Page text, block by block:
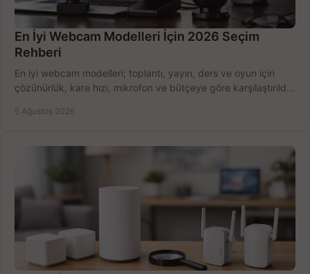
En İyi Webcam Modelleri İçin 2026 Seçim
Rehberi
En iyi webcam modelleri; toplantı, yayın, ders ve oyun için
çözünürlük, kare hızı, mikrofon ve bütçeye göre karşılaştırıldı.
5 Ağustos 2026